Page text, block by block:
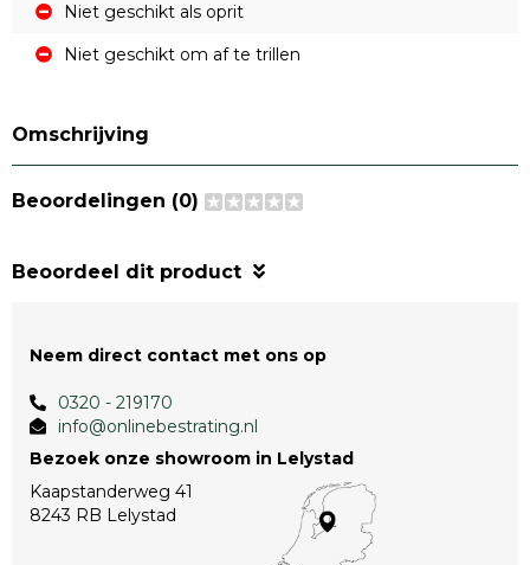
Niet geschikt als oprit
Niet geschikt om af te trillen
Omschrijving
Beoordelingen (0)
Beoordeel dit product
Neem direct contact met ons op
0320 - 219170
info@onlinebestrating.nl
Bezoek onze showroom in Lelystad
Kaapstanderweg 41
8243 RB Lelystad